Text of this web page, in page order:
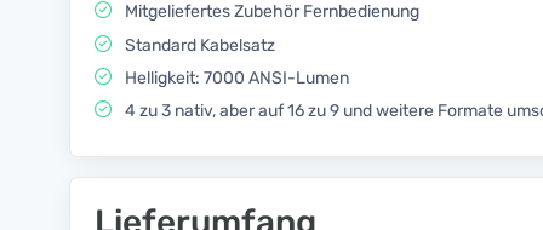
Mitgeliefertes Zubehör Fernbedienung
Standard Kabelsatz
Helligkeit: 7000 ANSI-Lumen
4 zu 3 nativ, aber auf 16 zu 9 und weitere Formate
Lieferumfang